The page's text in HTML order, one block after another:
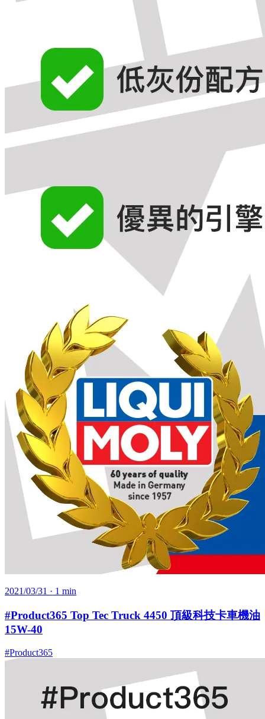
2021/03/31 · 1 min
#Product365 Top Tec Truck 4450 頂級科技卡車機油
15W-40
#Product365